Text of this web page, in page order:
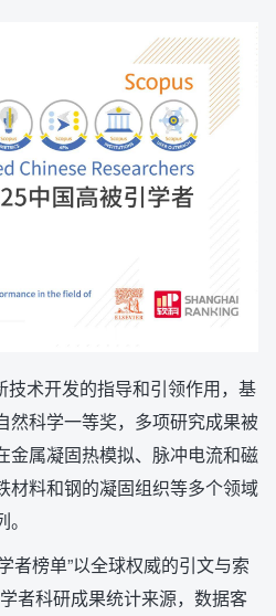
技术开发的指导和引领作用，基
然科学一等奖，多项研究成果被
金属凝固热模拟、脉冲电流和磁
材料和钢的凝固组织等多个领域
者榜单”以全球权威的引文与索
者科研成果统计来源，数据客